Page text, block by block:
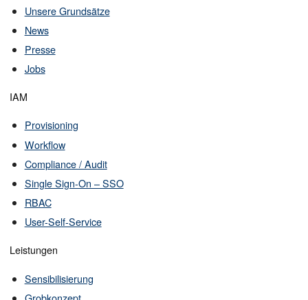
Unsere Grundsätze
News
Presse
Jobs
IAM
Provisioning
Workflow
Compliance / Audit
Single Sign-On – SSO
RBAC
User-Self-Service
Leistungen
Sensibilisierung